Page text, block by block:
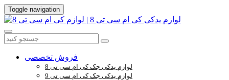
Toggle navigation
فروش تخصصی
لوازم یدکی جک کی ام سی تی 8
لوازم یدکی جک کی ام سی تی 9